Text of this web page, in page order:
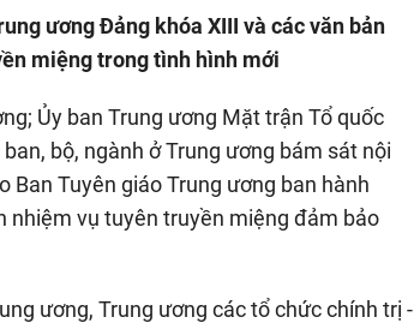
ương Đảng khóa XIII và các văn bản
miệng trong tình hình mới
Ủy ban Trung ương Mặt trận Tổ quốc
bộ, ngành ở Trung ương bám sát nội
Ban Tuyên giáo Trung ương ban hành
nhiệm vụ tuyên truyền miệng đảm bảo
ương, Trung ương các tổ chức chính trị -